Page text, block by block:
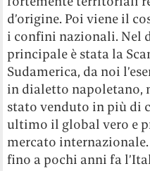
d’origine. Poi viene il
i confini nazionali. Nel
principale è stata la
Sudamerica, da noi
in dialetto napoletano,
stato venduto in più di
ultimo il global vero e
mercato
fino a pochi anni fa